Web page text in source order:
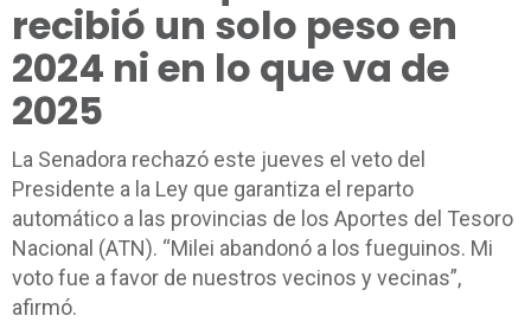
recibió un solo peso en
2024 ni en lo que va de
2025
La Senadora rechazó este jueves el veto del
Presidente a la Ley que garantiza el reparto
automático a las provincias de los Aportes del Tesoro
Nacional (ATN). “Milei abandonó a los fueguinos. Mi
voto fue a favor de nuestros vecinos y vecinas”,
afirmó.